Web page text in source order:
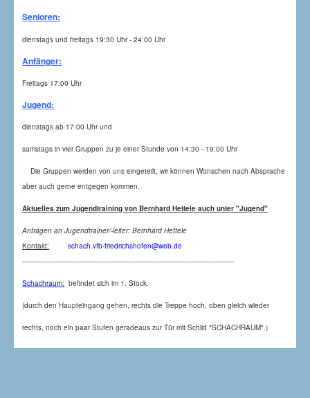
Senioren:
dienstags und freitags 19:30 Uhr - 24:00 Uhr
Anfänger:
Freitags 17:00 Uhr
Jugend:
dienstags ab 17:00 Uhr und
samstags in vier Gruppen zu je einer Stunde von 14:30 - 19:00 Uhr
Die Gruppen werden von uns eingeteilt, wir können Wünschen nach Absprache
aber auch gerne entgegen kommen.
Aktuelles zum Jugendtraining von Bernhard Hettele auch unter "Jugend"
Anfragen an Jugendtrainer/-leiter: Bernhard Hettele
Kontakt:
schach.vfb-friedrichshofen@web.de
------------------------------------------------------------------------------------------------------
Schachraum: befindet sich im 1. Stock.
(durch den Haupteingang gehen, rechts die Treppe hoch, oben gleich wieder
rechts, noch ein paar Stufen geradeaus zur Tür mit Schild "SCHACHRAUM".)